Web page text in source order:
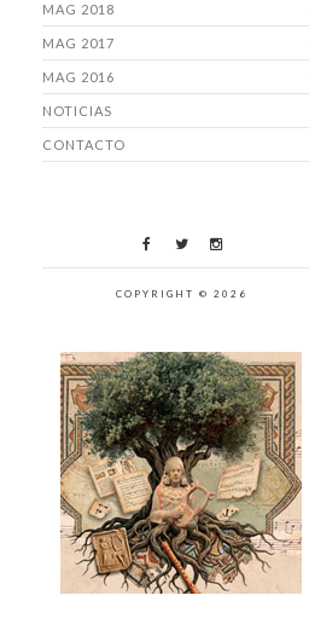
MAG 2018
MAG 2017
MAG 2016
NOTICIAS
CONTACTO
COPYRIGHT © 2026